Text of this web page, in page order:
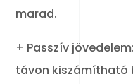
marad.
+ Passzív
távon kiszámítható